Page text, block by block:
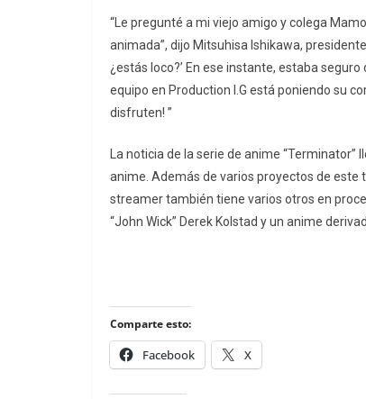
“Le pregunté a mi viejo amigo y colega
animada”, dijo Mitsuhisa Ishikawa,
¿estás loco?’ En ese instante, estaba
equipo en Production I.G está poniendo su
disfruten! ”
La noticia de la serie de anime
anime. Además de varios proyectos de este
streamer también tiene varios otros en
“John Wick” Derek Kolstad y un anime
Comparte esto:
Facebook X